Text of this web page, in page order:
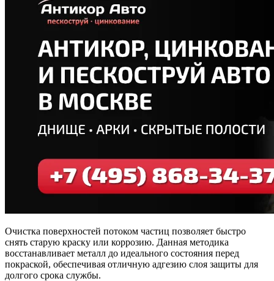
Очистка поверхностей потоком частиц позволяет быстро
снять старую краску или коррозию. Данная методика
восстанавливает металл до идеального состояния перед
покраской, обеспечивая отличную адгезию слоя защиты для
долгого срока службы.